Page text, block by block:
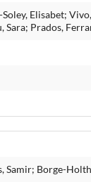
Elisabet;
Sara; Prados,
Samir; Borge-